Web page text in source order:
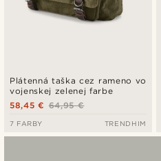
Plátenná taška cez rameno vo
vojenskej zelenej farbe
64,95 €
58,45 €
7 FARBY TRENDHIM